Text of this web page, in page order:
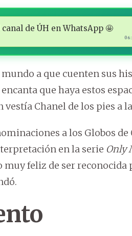
de ÚH en WhatsApp 🤩
a que cuenten sus
que haya estos
Chanel de los pies a
a los Globos de
en la serie Only
feliz de ser reconocida